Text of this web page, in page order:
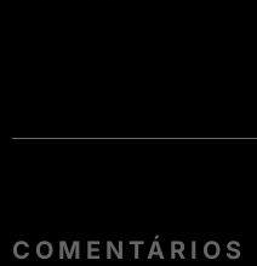
COMENTÁRIOS